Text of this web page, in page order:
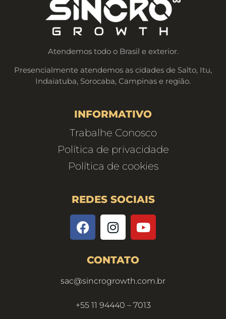
Atendemos todo o Brasil e exterior.
Presencialmente atendemos as cidades de Salto, Itu,
Indaiatuba, Sorocaba, Campinas e região.
INFORMATIVO
Trabalhe Conosco
Política de privacidade
Política de cookies
REDES SOCIAIS
CONTATO
sac@sincrogrowth.com.br
+55 11 94440 – 7013